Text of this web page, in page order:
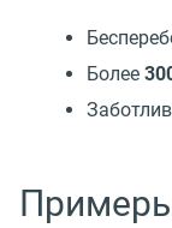
Более